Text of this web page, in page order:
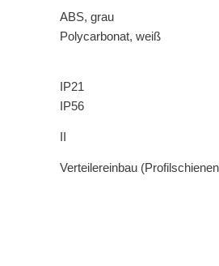
ABS, grau
Polycarbonat, weiß
IP21
IP56
II
Verteilereinbau